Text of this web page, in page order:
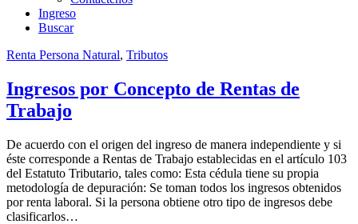
Ingreso
Buscar
Renta Persona Natural, Tributos
Ingresos por Concepto de Rentas de
Trabajo
De acuerdo con el origen del ingreso de manera independiente y si
éste corresponde a Rentas de Trabajo establecidas en el artículo 103
del Estatuto Tributario, tales como: Esta cédula tiene su propia
metodología de depuración: Se toman todos los ingresos obtenidos
por renta laboral. Si la persona obtiene otro tipo de ingresos debe
clasificarlos…